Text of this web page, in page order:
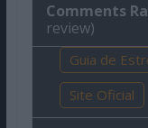
Comments
review)
Guia de
Site Oficial